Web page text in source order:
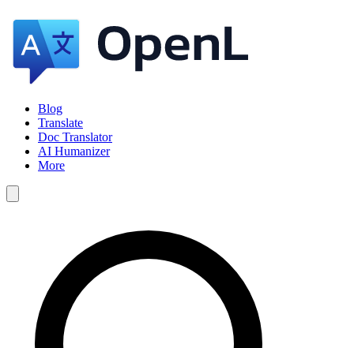
Blog
Translate
Doc Translator
AI Humanizer
More